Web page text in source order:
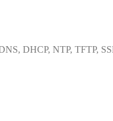
DHCP, NTP, TFTP,